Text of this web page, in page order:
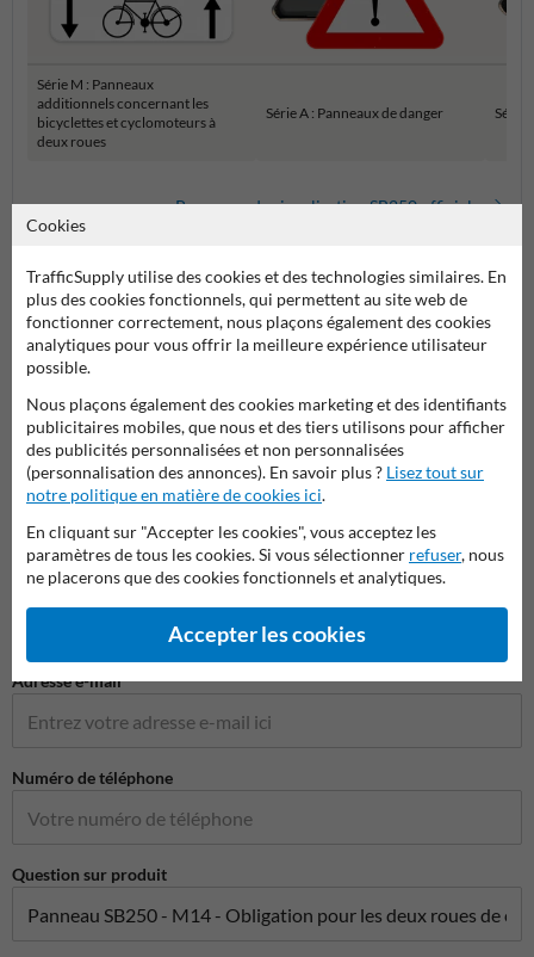
Série M : Panneaux
additionnels concernant les
bicyclettes et cyclomoteurs à
deux roues
Série A : Panneaux de danger Série
Panneaux de signalisation SB250 officiels
Poser votre question à Panneausignalisation.be
Nom*
Nom de l'entreprise
Adresse e-mail*
Numéro de téléphone
Question sur produit
Cookies
TrafficSupply utilise des cookies et des technologies similaires. En
plus des cookies fonctionnels, qui permettent au site web de
fonctionner correctement, nous plaçons également des cookies
analytiques pour vous offrir la meilleure expérience utilisateur
possible.
Nous plaçons également des cookies marketing et des identifiants
publicitaires mobiles, que nous et des tiers utilisons pour afficher
des publicités personnalisées et non personnalisées
(personnalisation des annonces). En savoir plus ? Lisez tout sur
notre politique en matière de cookies ici.
En cliquant sur "Accepter les cookies", vous acceptez les
paramètres de tous les cookies. Si vous sélectionner refuser, nous
ne placerons que des cookies fonctionnels et analytiques.
Accepter les cookies